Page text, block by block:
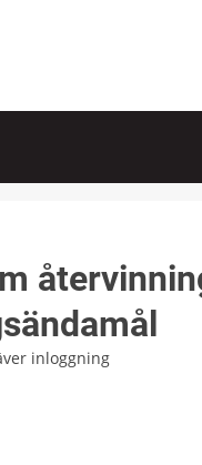
inloggning